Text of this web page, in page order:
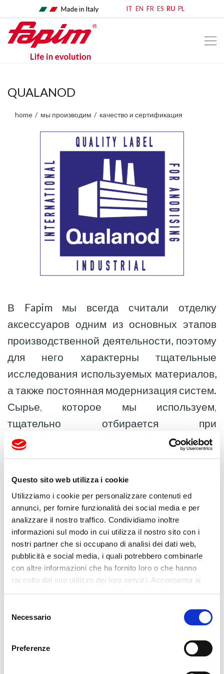
Questo sito web utilizza i cookie
Utilizziamo i cookie per personalizzare contenuti ed
annunci, per fornire funzionalità dei social media e per
analizzare il nostro traffico. Condividiamo inoltre
informazioni sul modo in cui utilizza il nostro sito con i
nostri partner che si occupano di analisi dei dati web,
pubblicità e social media, i quali potrebbero combinarle
con altre informazioni che ha fornito loro o che hanno
raccolto dal suo utilizzo dei loro servizi. Acconsenta ai
nostri cookie se continua ad utilizzare il nostro sito web.
delNecessario
Preferenze
IT EN FR ES RU PL
QUALANOD
home мы производим качество и сертификация
В Fapim мы всегда считали отделку
аксессуаров одним из основных этапов
производственной деятельности, поэтому
для него характерны тщательные
исследования используемых материалов,
а также постоянная модернизация систем.
Сырье, которое мы используем,
тщательно отбирается при
сотрудничестве с наиболее
квалифицированными поставщиками на
производственных партий, чтобы
гарантировать очень высокие стандарты
качества.
Внутренняя химическая лаборатория шаг
за шагом выполняет все этапы анодного
окисления и окраски в соответствии с
правилами, установленными брендами